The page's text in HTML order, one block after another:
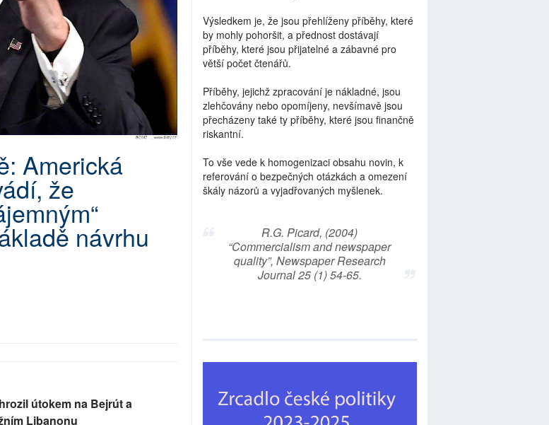
Americká
že
návrhu
útokem na Bejrút a
Libanonu
Výsledkem je, že jsou přehlíženy příběhy, které
by mohly pohoršit, a přednost dostávají
příběhy, které jsou přijatelné a zábavné pro
větší počet čtenářů.
Příběhy, jejichž zpracování je nákladné, jsou
zlehčovány nebo opomíjeny, nevšímavě jsou
přecházeny také ty příběhy, které jsou finančně
riskantní.
To vše vede k homogenizaci obsahu novin, k
referování o bezpečných otázkách a omezení
škály názorů a vyjadřovaných myšlenek.
R.G. Picard, (2004)
“Commercialism and newspaper
quality”, Newspaper Research
Journal 25 (1) 54-65.